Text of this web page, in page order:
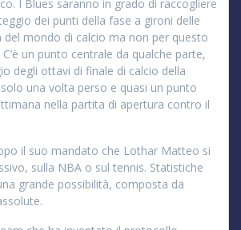
I Blues saranno in grado di raccogliere
dei punti della fase a gironi delle
del mondo di calcio ma non per questo
un punto centrale da qualche parte,
degli ottavi di finale di calcio della
una volta perso e quasi un punto
nella partita di apertura contro il
il suo mandato che Lothar Matteo si
sulla NBA o sul tennis. Statistiche
grande possibilità, composta da